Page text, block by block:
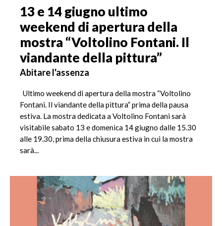
13 e 14 giugno ultimo
weekend di apertura della
mostra “Voltolino Fontani. Il
viandante della pittura”
Abitare l'assenza
Ultimo weekend di apertura della mostra “Voltolino
Fontani. Il viandante della pittura” prima della pausa
estiva. La mostra dedicata a Voltolino Fontani sarà
visitabile sabato 13 e domenica 14 giugno dalle 15.30
alle 19.30, prima della chiusura estiva in cui la mostra
sarà...